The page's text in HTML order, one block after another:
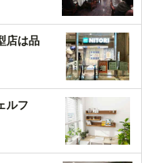
店は品
ルフ